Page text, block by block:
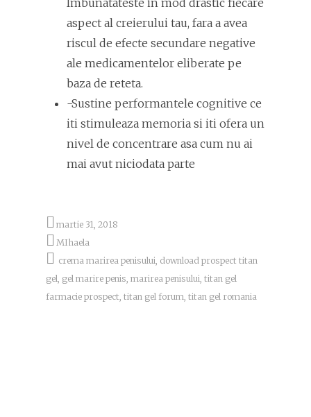
aspect al creierului tau, fara a avea
riscul de efecte secundare negative
ale medicamentelor eliberate pe
baza de reteta.
-Sustine performantele cognitive ce
iti stimuleaza memoria si iti ofera un
nivel de concentrare asa cum nu ai
mai avut niciodata parte
martie 31, 2018
MIhaela
crema marirea penisului download prospect titan
gel gel marire penis marirea penisului titan gel
farmacie prospect titan gel forum titan gel romania